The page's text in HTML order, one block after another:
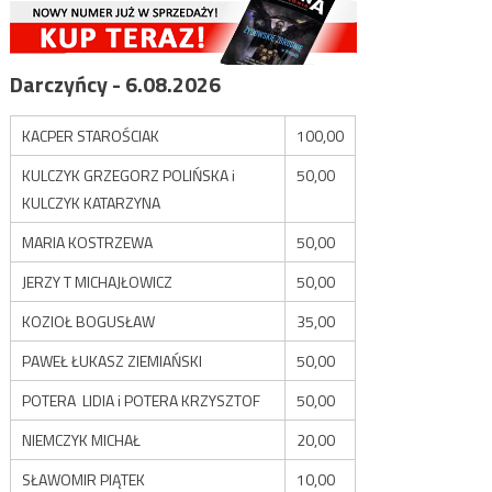
Darczyńcy - 6.08.2026
KACPER STAROŚCIAK
100,00
KULCZYK GRZEGORZ POLIŃSKA i
KULCZYK KATARZYNA
50,00
MARIA KOSTRZEWA
50,00
JERZY T MICHAJŁOWICZ
50,00
KOZIOŁ BOGUSŁAW
35,00
PAWEŁ ŁUKASZ ZIEMIAŃSKI
50,00
POTERA LIDIA i POTERA KRZYSZTOF
50,00
NIEMCZYK MICHAŁ
20,00
SŁAWOMIR PIĄTEK
10,00